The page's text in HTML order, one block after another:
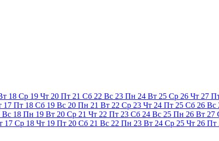
18 Ср 19 Чт 20 Пт 21 Сб 22 Вс 23 Пн 24 Вт 25 Ср 26 Чт 27
17 Пт 18 Сб 19 Вс 20 Пн 21 Вт 22 Ср 23 Чт 24 Пт 25 Сб 26 Вс
Вс 18 Пн 19 Вт 20 Ср 21 Чт 22 Пт 23 Сб 24 Вс 25 Пн 26 Вт 27
17 Ср 18 Чт 19 Пт 20 Сб 21 Вс 22 Пн 23 Вт 24 Ср 25 Чт 26 Пт